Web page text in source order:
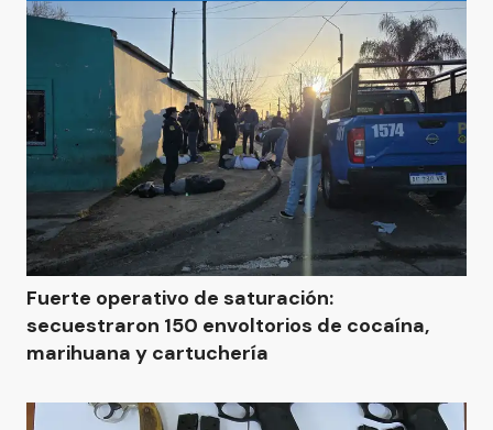
Fuerte operativo de saturación:
secuestraron 150 envoltorios de cocaína,
marihuana y cartuchería